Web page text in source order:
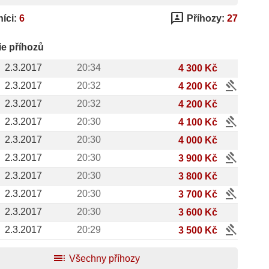
6 3p Příhozy: 27
příhozů
2.3.2017
20:34
4 300 Kč
2.3.2017
20:32 4 200 Kč gavel
2.3.2017 20:32
4 200 Kč
2.3.2017
20:30 4 100 Kč gavel
2.3.2017 20:30
4 000 Kč
2.3.2017
20:30 3 900 Kč gavel
2.3.2017 20:30
3 800 Kč
2.3.2017
20:30 3 700 Kč gavel
2.3.2017 20:30
3 600 Kč
2.3.2017
20:29 3 500 Kč
gavel
toc Všechny příhozy